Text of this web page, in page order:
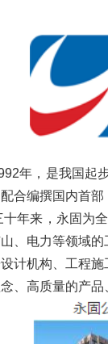
年，是我国起
合编撰国内首
年来，永固为
、电力等领域
计机构、工程
、高质量的产